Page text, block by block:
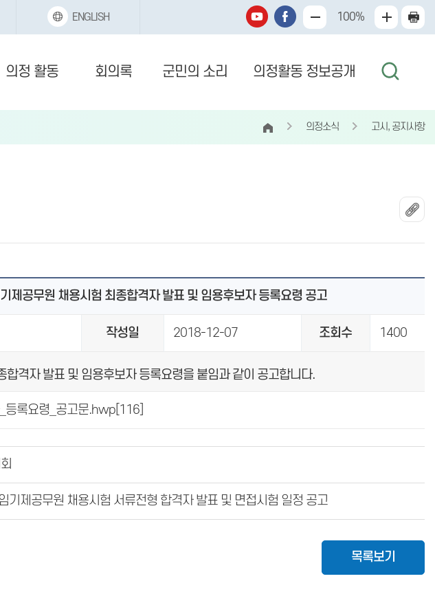
ENGLISH 100%
의정 활동 회의록 군민의 소리 의정활동 정보공개
의정소식 고시, 공지사항
제공무원 채용시험 최종합격자 발표 및 임용후보자 등록요령 공고
작성일 2018-12-07 조회수 1400
격자 발표 및 임용후보자 등록요령을 붙임과 같이 공고합니다.
등록요령_공고문.hwp[116]
기제공무원 채용시험 서류전형 합격자 발표 및 면접시험 일정 공고
목록보기